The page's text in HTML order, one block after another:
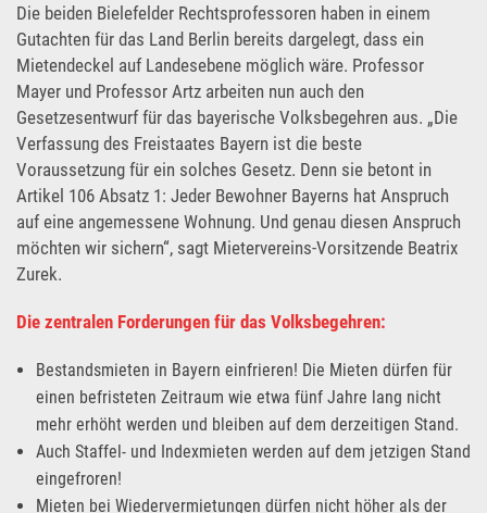
Die beiden Bielefelder Rechtsprofessoren haben in einem
Gutachten für das Land Berlin bereits dargelegt, dass ein
Mietendeckel auf Landesebene möglich wäre. Professor
Mayer und Professor Artz arbeiten nun auch den
Gesetzesentwurf für das bayerische Volksbegehren aus. „Die
Verfassung des Freistaates Bayern ist die beste
Voraussetzung für ein solches Gesetz. Denn sie betont in
Artikel 106 Absatz 1: Jeder Bewohner Bayerns hat Anspruch
auf eine angemessene Wohnung. Und genau diesen Anspruch
möchten wir sichern“, sagt Mietervereins-Vorsitzende Beatrix
Zurek.
Die zentralen Forderungen für das Volksbegehren:
Bestandsmieten in Bayern einfrieren! Die Mieten dürfen für
einen befristeten Zeitraum wie etwa fünf Jahre lang nicht
mehr erhöht werden und bleiben auf dem derzeitigen Stand.
Auch Staffel- und Indexmieten werden auf dem jetzigen Stand
eingefroren!
Mieten bei Wiedervermietungen dürfen nicht höher als der